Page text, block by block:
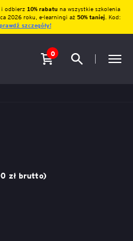
i odbierz10% rabatu na wszystkie szkolenia
2026 roku, e-learningi aż 50% taniej. Kod:
szczegóły!
0
zł brutto)